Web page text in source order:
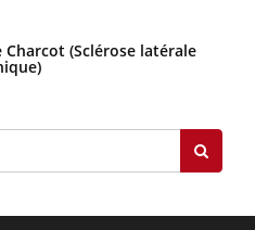
Charcot (Sclérose latérale